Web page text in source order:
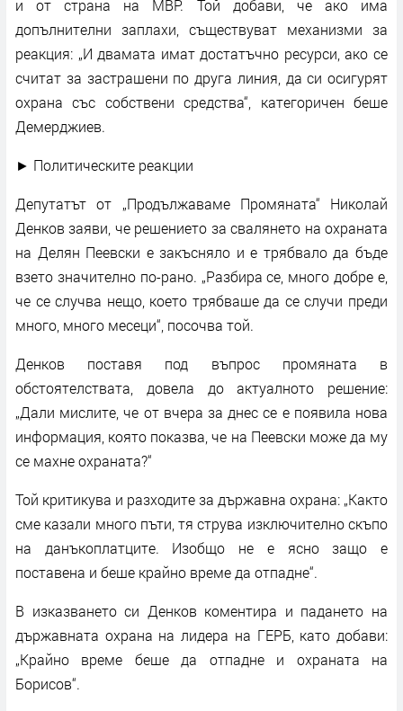
и от страна на МВР. Той добави, че ако има
допълнителни заплахи, съществуват механизми за
реакция: „И двамата имат достатъчно ресурси, ако се
считат за застрашени по друга линия, да си осигурят
охрана със собствени средства“, категоричен беше
Демерджиев.
► Политическите реакции
Депутатът от „Продължаваме Промяната“ Николай
Денков заяви, че решението за свалянето на охраната
на Делян Пеевски е закъсняло и е трябвало да бъде
взето значително по-рано. „Разбира се, много добре е,
че се случва нещо, което трябваше да се случи преди
много, много месеци“, посочва той.
Денков поставя под въпрос промяната в
обстоятелствата, довела до актуалното решение:
„Дали мислите, че от вчера за днес се е появила нова
информация, която показва, че на Пеевски може да му
се махне охраната?“
Той критикува и разходите за държавна охрана: „Както
сме казали много пъти, тя струва изключително скъпо
на данъкоплатците. Изобщо не е ясно защо е
поставена и беше крайно време да отпадне“.
В изказването си Денков коментира и падането на
държавната охрана на лидера на ГЕРБ, като добави:
„Крайно време беше да отпадне и охраната на
Борисов“.